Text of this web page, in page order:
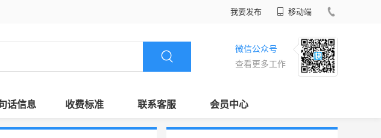
我要发布 移动端
微信公众号
查看更多工作
话信息 收费标准 联系客服 会员中心